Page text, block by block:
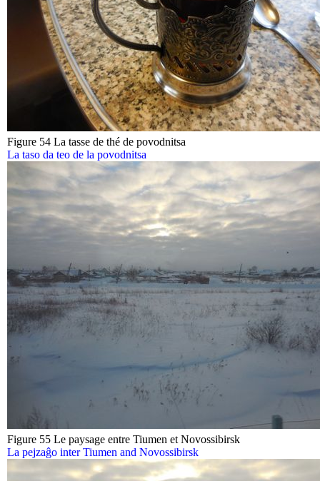
Figure 54 La tasse de thé de povodnitsa
La taso da teo de la povodnitsa
Figure 55 Le paysage entre Tiumen et Novossibirsk
La pejzaĝo inter Tiumen and Novossibirsk